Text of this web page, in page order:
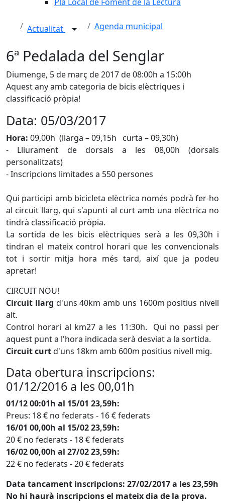
Actualitat Agenda municipal
6ª Pedalada del Senglar
Diumenge, 5 de març de 2017 de 08:00h a 15:00h
Aquest any amb categoria de bicis elèctriques i
classificació pròpia!
Data: 05/03/2017
Hora: 09,00h (llarga – 09,15h curta – 09,30h)
- Lliurament de dorsals a les 08,00h (dorsals
personalitzats)
- Inscripcions limitades a 550 persones
Qui participi amb bicicleta elèctrica només podrà fer-ho
al circuit llarg, qui s'apunti al curt amb una elèctrica no
tindrà classificació pròpia.
La sortida de les bicis elèctriques serà a les 09,30h i
tindran el mateix control horari que les convencionals
tot i sortir mitja hora més tard, així que ja podeu
apretar!
CIRCUIT NOU!
Circuit llarg d'uns 40km amb uns 1600m positius nivell
alt.
Control horari al km27 a les 11:30h. Qui no passi per
aquest punt a l'hora indicada serà desviat a la sortida.
Circuit curtd'uns 18km amb 600m positius nivell mig.
Data obertura inscripcions:
01/12/2016 a les 00,01h
01/12 00:01h al 15/01 23,59h:
Preus: 18 € no federats - 16 € federats
16/01 00,00h al 15/02 23,59h:
20 € no federats - 18 € federats
16/02 00,00h al 27/02 23,59h:
22 € no federats - 20 € federats
Data tancament inscripcions: 27/02/2017 a les 23,59h
No hi haurà inscripcions el mateix dia de la prova.